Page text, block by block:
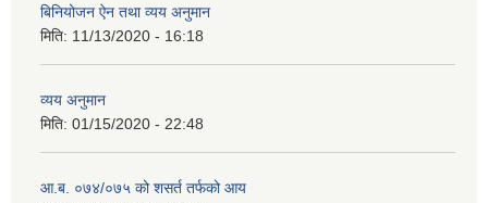
बिनियोजन ऐन तथा व्यय अनुमान
मिति: 11/13/2020 - 16:18
व्यय अनुमान
मिति: 01/15/2020 - 22:48
आ.ब. ०७४/०७५ को शसर्त तर्फको आय